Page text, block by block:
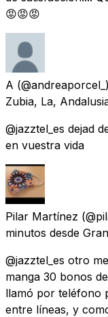
😡😡😡
A
Zubia, La,
@jazztel_es dejad
en vuestra vida
Pilar Martínez
minutos desde
@jazztel_es otro
manga 30 bonos
llamó por teléfono
entre líneas, y